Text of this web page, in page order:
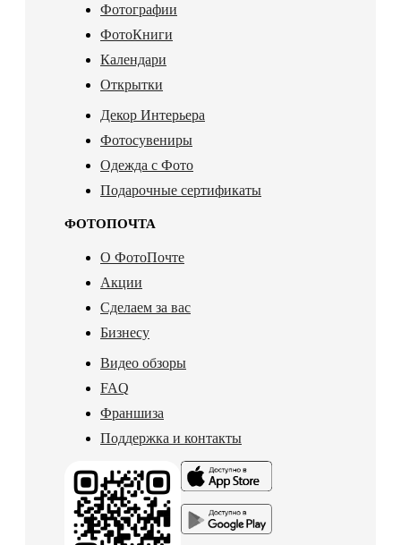
Фотографии
ФотоКниги
Календари
Открытки
Декор Интерьера
Фотосувениры
Одежда с Фото
Подарочные сертификаты
ФОТОПОЧТА
О ФотоПочте
Акции
Сделаем за вас
Бизнесу
Видео обзоры
FAQ
Франшиза
Поддержка и контакты